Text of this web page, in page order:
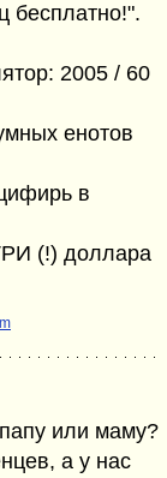
бесплатно!".
2005 / 60
енотов
в
(!) доллара
или маму?
а у нас